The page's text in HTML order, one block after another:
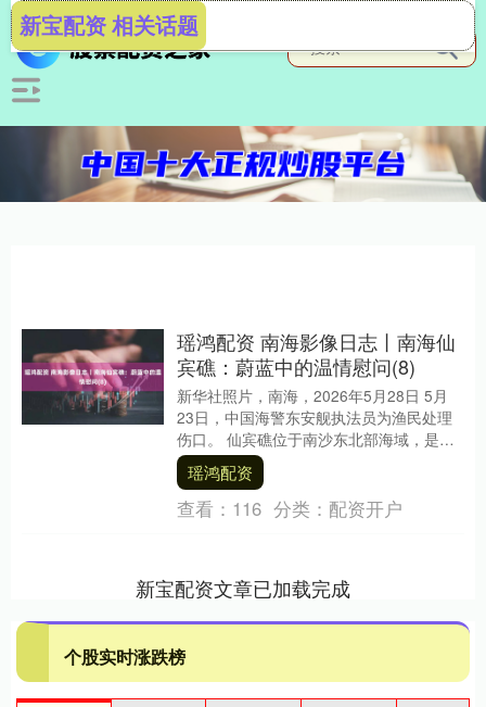
新宝配资 相关话题
瑶鸿配资 南海影像日志丨南海仙
宾礁：蔚蓝中的温情慰问(8)
新华社照片，南海，2026年5月28日 5月
23日，中国海警东安舰执法员为渔民处理
伤口。 仙宾礁位于南沙东北部海域，是我
国渔民传统的重要作业区之一。近日，在
南海....
瑶鸿配资
查看： 116 分类： 配资开户
新宝配资文章已加载完成
个股实时涨跌榜